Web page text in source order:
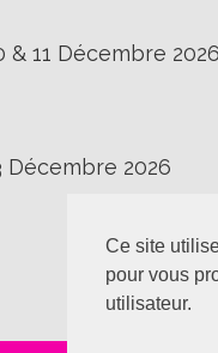
Ce site
pour vous
utilisateur.
& 11 Décembre 2026
Décembre 2026